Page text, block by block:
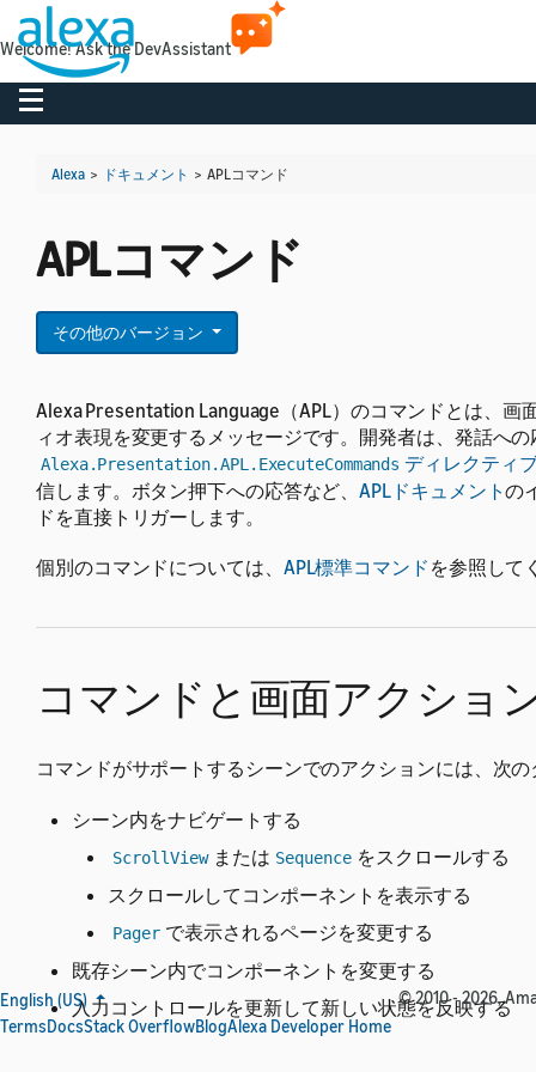
Toggle navigation
Alexa > ドキュメント > APLコマンド
APLコマンド
その他のバージョン
Alexa Presentation Language（APL）のコマンドとは、
ィオ表現を変更するメッセージです。開発者は、発話へ
Alexa.Presentation.APL.ExecuteCommands ディレクティ
信します。ボタン押下への応答など、APLドキュメントの
ドを直接トリガーします。
個別のコマンドについては、 APL標準コマンド を参照して
コマンドと画面アクショ
コマンドがサポートするシーンでのアクションには、次
シーン内をナビゲートする
ScrollView または Sequence をスクロールする
スクロールしてコンポーネントを表示する
Pager で表示されるページを変更する
既存シーン内でコンポーネントを変更する
入力コントロールを更新して新しい状態を反映する
English (US)
© 2010 - 2026,
TermsDocsStack OverflowBlogAlexa Developer Home
Welcome! Ask the DevAssistant